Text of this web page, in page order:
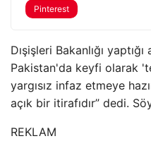
Pinterest
Dışişleri Bakanlığı
Pakistan'da keyfi olarak
yargısız infaz etmeye
açık bir itirafıdır” dedi.
REKLAM